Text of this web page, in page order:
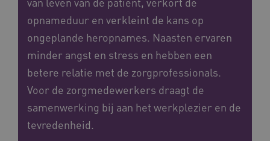
opnameduur en verkleint de kans op
ongeplande heropnames. Naasten ervaren
minder angst en stress en hebben een
betere relatie met de zorgprofessionals.
Voor de zorgmedewerkers draagt de
samenwerking bij aan het werkplezier en de
tevredenheid.